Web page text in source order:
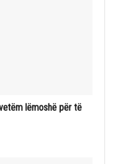
lëmoshë për të